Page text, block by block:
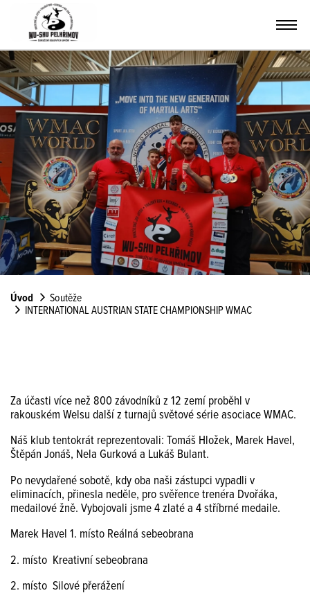
Úvod
Soutěže
INTERNATIONAL AUSTRIAN STATE CHAMPIONSHIP WMAC
Za účasti více než 800 závodníků z 12 zemí proběhl v
rakouském Welsu další z turnajů světové série asociace WMAC.
Náš klub tentokrát reprezentovali: Tomáš Hložek, Marek Havel,
Štěpán Jonáš, Nela Gurková a Lukáš Bulant.
Po nevydařené sobotě, kdy oba naši zástupci vypadli v
eliminacích, přinesla neděle, pro svěřence trenéra Dvořáka,
medailové žně. Vybojovali jsme 4 zlaté a 4 stříbrné medaile.
Marek Havel 1. místo Reálná sebeobrana
2. místo Kreativní sebeobrana
2. místo Silové přerážení